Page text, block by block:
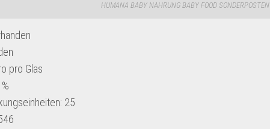
HUMANA BABY NAHRUNG BABY FOOD SONDERPOSTEN
pro Glas
25